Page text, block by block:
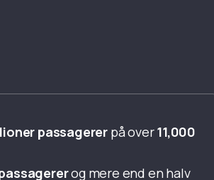
passagerer på over11,000
og mere end en halv